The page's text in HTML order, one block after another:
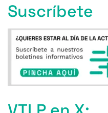
Suscríbete